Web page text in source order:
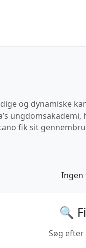
og dynamiske
fik sit
Ingen
🔍
Søg efter